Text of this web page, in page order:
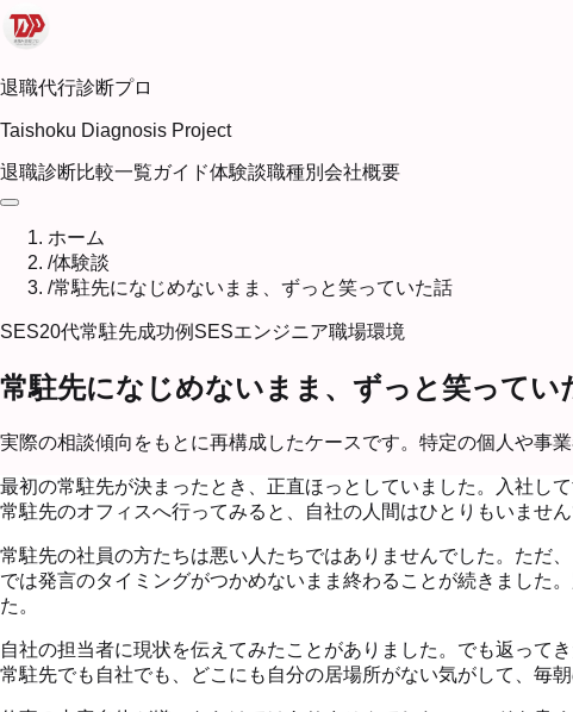
退職代行診断プロ
Taishoku Diagnosis Project
退職診断比較一覧ガイド体験談職種別 会社概要
ホーム
/体験談
/常駐先になじめないまま、ずっと笑っていた話
SES20代常駐先成功例 SESエンジニア職場環境
常駐先になじめないまま、ずっと笑ってい
実際の相談傾向をもとに再構成したケースです。特定の個人や事
最初の常駐先が決まったとき、正直ほっとしていました。入社し
常駐先のオフィスへ行ってみると、自社の人間はひとりもいませ
常駐先の社員の方たちは悪い人たちではありませんでした。ただ
では発言のタイミングがつかめないまま終わることが続きました
た。
自社の担当者に現状を伝えてみたことがありました。でも返って
常駐先でも自社でも、どこにも自分の居場所がない気がして、毎